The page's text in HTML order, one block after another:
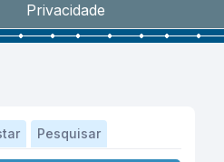
Privacidade
Pesquisar